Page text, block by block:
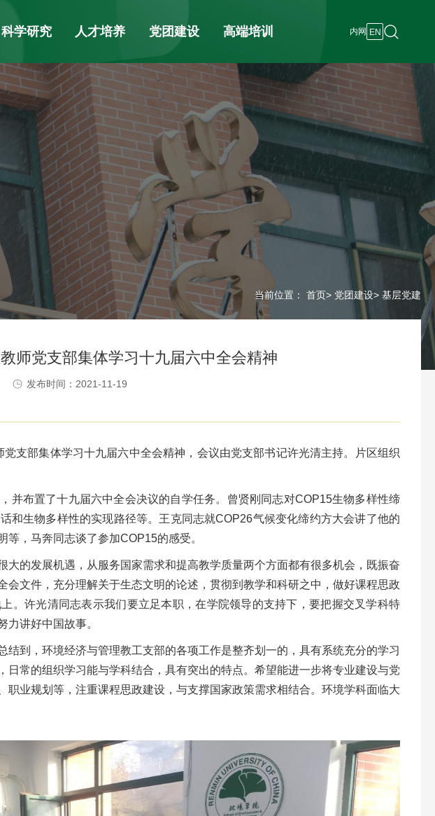
科学研究 人才培养 党团建设 高端培训 内网 EN
当前位置： 首页> 党团建设> 基层党建
师党支部集体学习十九届六中全会精神
发布时间：2021-11-19
党支部集体学习十九届六中全会精神 ， 会议由党支部书记许光清主持。片区组织
并布置了十九届六中全会决议的自学任务。曾贤刚同志对COP15生物多样性缔
和生物多样性的实现路径等。王克同志就COP26气候变化缔约方大会讲了他的
等，马奔同志谈了参加COP15的感受。
大的发展机遇，从服务国家需求和提高教学质量两个方面都有很多机会，既振奋
会文件，充分理解关于生态文明的论述，贯彻到教学和科研之中，做好课程思政
。许光清同志表示我们要立足本职，在学院领导的支持下，要把握交叉学科特
力讲好中国故事。
结到，环境经济与管理教工支部的各项工作是整齐划一的，具有系统充分的学习
常的组织学习能与学科结合，具有突出的特点。希望能进一步将专业建设与党
业规划等，注重课程思政建设，与支撑国家政策需求相结合。环境学科面临大